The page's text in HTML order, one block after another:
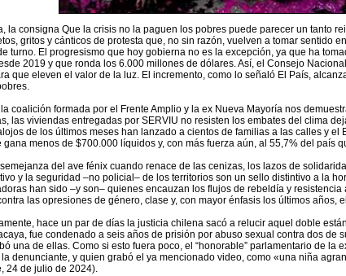
la consigna Que la crisis no la paguen los pobres puede parecer un tanto
gritos y cánticos de protesta que, no sin razón, vuelven a tomar sentido
turno. El progresismo que hoy gobierna no es la excepción, ya que ha
2019 y que ronda los 6.000 millones de dólares. Así, el Consejo
que eleven el valor de la luz. El incremento, como lo señaló El País,
coalición formada por el Frente Amplio y la ex Nueva Mayoría nos
las viviendas entregadas por SERVIU no resisten los embates del clima
de los últimos meses han lanzado a cientos de familias a las calles y
menos de $700.000 líquidos y, con más fuerza aún, al 55,7% del país
del ave fénix cuando renace de las cenizas, los lazos de
y la seguridad –no policial– de los territorios son un sello distintivo a la
han sido –y son– quienes encauzan los flujos de rebeldía y
las opresiones de género, clase y, con mayor énfasis los últimos
hace un par de días la justicia chilena sacó a relucir aquel doble
fue condenado a seis años de prisión por abuso sexual contra dos
una de ellas. Como si esto fuera poco, el “honorable” parlamentario de
denunciante, y quien grabó el ya mencionado video, como «una niña
24 de julio de 2024).